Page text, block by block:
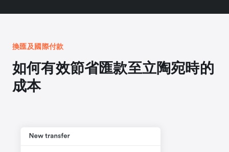
換匯及國際付款
如何有效節省匯款至立陶宛時的
成本